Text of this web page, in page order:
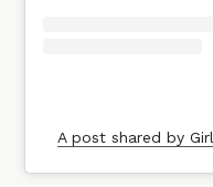
A post shared by